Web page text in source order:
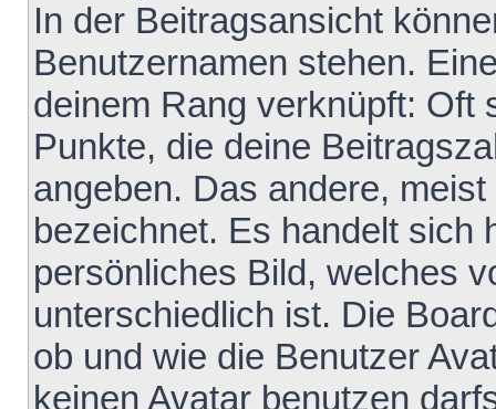
In der Beitragsansicht
Benutzernamen stehen.
deinem Rang verknüpft: Oft
Punkte, die deine
angeben. Das andere,
bezeichnet. Es handelt sich
persönliches Bild, welches
unterschiedlich ist. Die
ob und wie die Benutzer
keinen Avatar benutzen